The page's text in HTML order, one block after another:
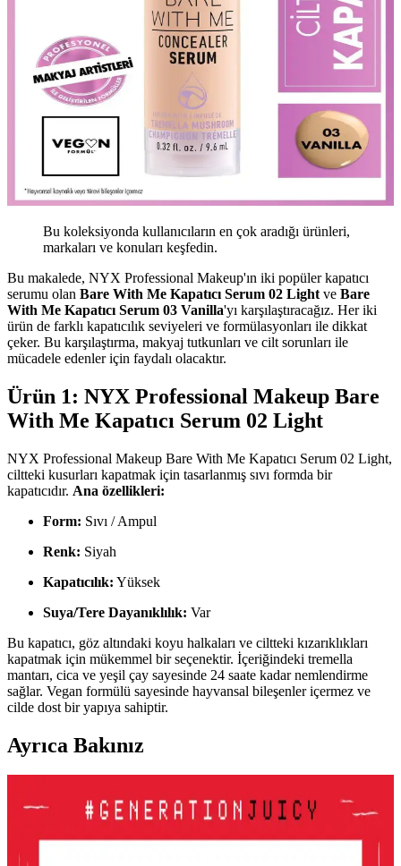
Bu koleksiyonda kullanıcıların en çok aradığı ürünleri,
markaları ve konuları keşfedin.
Bu makalede, NYX Professional Makeup'ın iki popüler kapatıcı
serumu olan Bare With Me Kapatıcı Serum 02 Light ve Bare
With Me Kapatıcı Serum 03 Vanilla'yı karşılaştıracağız. Her iki
ürün de farklı kapatıcılık seviyeleri ve formülasyonları ile dikkat
çeker. Bu karşılaştırma, makyaj tutkunları ve cilt sorunları ile
mücadele edenler için faydalı olacaktır.
Ürün 1: NYX Professional Makeup Bare
With Me Kapatıcı Serum 02 Light
NYX Professional Makeup Bare With Me Kapatıcı Serum 02 Light,
ciltteki kusurları kapatmak için tasarlanmış sıvı formda bir
kapatıcıdır. Ana özellikleri:
Form: Sıvı / Ampul
Renk: Siyah
Kapatıcılık: Yüksek
Suya/Tere Dayanıklılık: Var
Bu kapatıcı, göz altındaki koyu halkaları ve ciltteki kızarıklıkları
kapatmak için mükemmel bir seçenektir. İçeriğindeki tremella
mantarı, cica ve yeşil çay sayesinde 24 saate kadar nemlendirme
sağlar. Vegan formülü sayesinde hayvansal bileşenler içermez ve
cilde dost bir yapıya sahiptir.
Ayrıca Bakınız
Le Mabelle Altın Pembe Beyaz Glitter Simli Kız
Çocuk Jel Farı Pratik ve Işıltılı Göz Makyajı
Deneyimi